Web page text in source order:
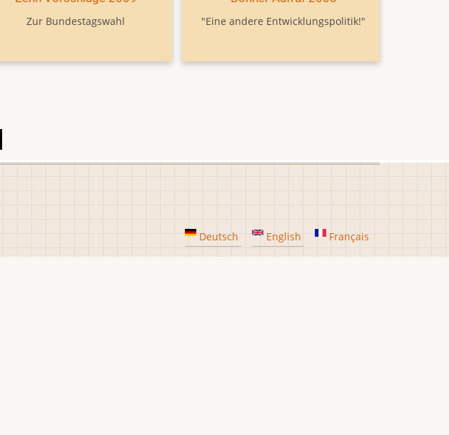
Zur Bundestagswahl "Eine andere Entwicklungspolitik!"
Deutsch
English Français